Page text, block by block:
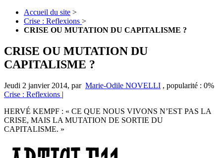
Accueil du site >
Crise : Reflexions >
CRISE OU MUTATION DU CAPITALISME ?
CRISE OU MUTATION DU
CAPITALISME ?
Jeudi 2 janvier 2014, par Marie-Odile NOVELLI , popularité : 0%
Crise : Reflexions |
HERVÉ KEMPF : « CE QUE NOUS VIVONS N’EST PAS LA
CRISE, MAIS LA MUTATION DE SORTIE DU
CAPITALISME. »